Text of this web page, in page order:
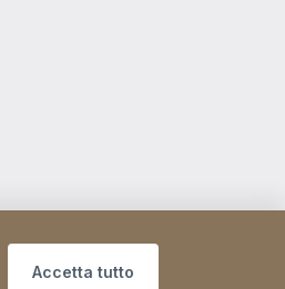
Accetta tutto